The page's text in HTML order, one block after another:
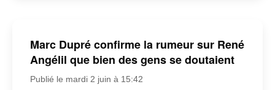
Marc Dupré confirme la rumeur sur René
Angélil que bien des gens se doutaient
Publié le mardi 2 juin à 15:42